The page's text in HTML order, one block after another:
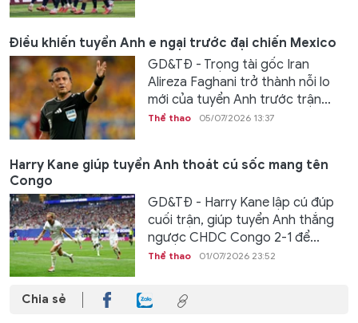
Điều khiến tuyển Anh e ngại trước đại chiến Mexico
GD&TĐ - Trọng tài gốc Iran
Alireza Faghani trở thành nỗi lo
mới của tuyển Anh trước trận...
Thể thao 05/07/2026 13:37
Harry Kane giúp tuyển Anh thoát cú sốc mang tên
Congo
GD&TĐ - Harry Kane lập cú đúp
cuối trận, giúp tuyển Anh thắng
ngược CHDC Congo 2-1 để...
Thể thao 01/07/2026 23:52
Chia sẻ